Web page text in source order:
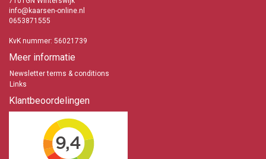
Snelle levering
In verschillende aantallen beschikbaar
info@kaarsen-online.nl
0653871555
info@kaarsen-online.nl
0653871555
KvK nummer: 56021739
Meer informatie
Newsletter terms & conditions
Links
Klantbeoordelingen